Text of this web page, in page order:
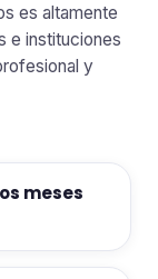
es altamente
e instituciones
y
meses